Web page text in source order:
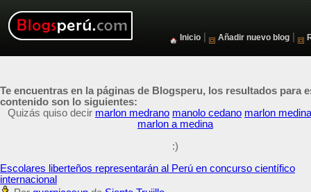
Inicio Añadir nuevo blog
Te encuentras en la páginas de Blogsperu, los resultados para
contenido son lo siguientes:
Quizás quiso decir marlon medrano manolo cedano marlon
marlon a medina
:)
Escolares liberteños representarán al Perú en concurso científico
internacional